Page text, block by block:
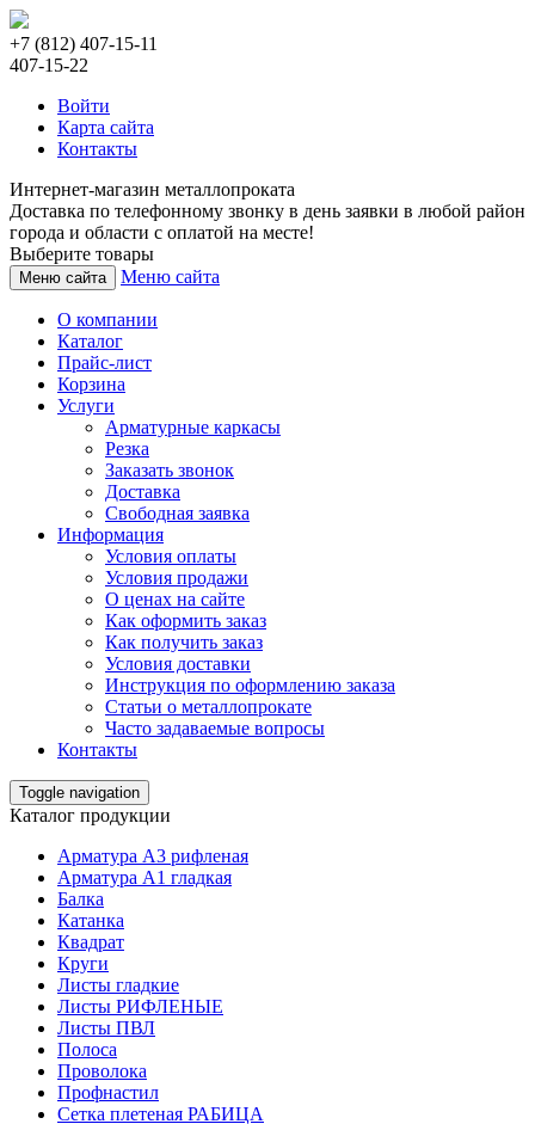
+7 (812) 407-15-11
407-15-22
Войти
Карта сайта
Контакты
Интернет-магазин металлопроката
Доставка по телефонному звонку в день заявки в любой район
города и области с оплатой на месте!
Выберите товары
Меню сайта Меню сайта
О компании
Каталог
Прайс-лист
Корзина
Услуги
Арматурные каркасы
Резка
Заказать звонок
Доставка
Свободная заявка
Информация
Условия оплаты
Условия продажи
О ценах на сайте
Как оформить заказ
Как получить заказ
Условия доставки
Инструкция по оформлению заказа
Статьи о металлопрокате
Часто задаваемые вопросы
Контакты
Toggle navigation
Каталог продукции
Арматура А3 рифленая
Арматура А1 гладкая
Балка
Катанка
Квадрат
Круги
Листы гладкие
Листы РИФЛЕНЫЕ
Листы ПВЛ
Полоса
Проволока
Профнастил
Сетка плетеная РАБИЦА